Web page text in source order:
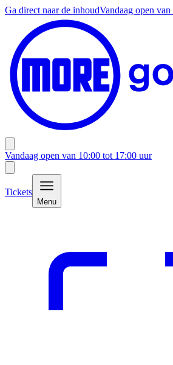
Ga direct naar de inhoudVandaag open van
Vandaag open van 10:00 tot 17:00 uur
Tickets
Menu